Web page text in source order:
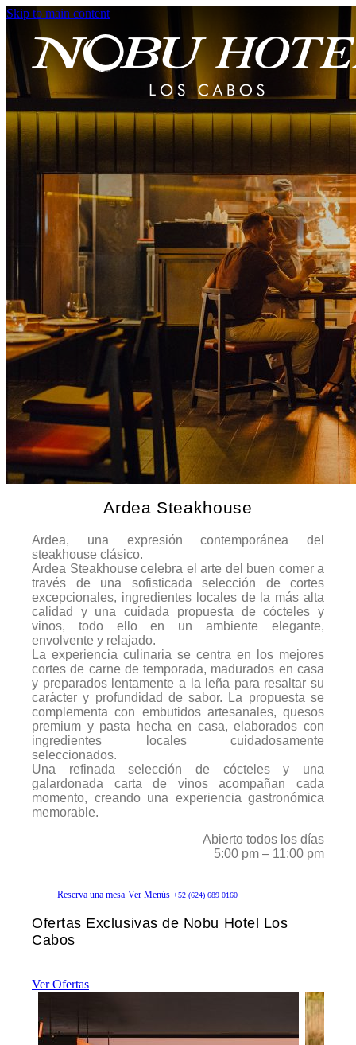
Skip to main content
Ardea Steakhouse
Ardea, una expresión contemporánea del
steakhouse clásico.
Ardea Steakhouse celebra el arte del buen comer a
través de una sofisticada selección de cortes
excepcionales, ingredientes locales de la más alta
calidad y una cuidada propuesta de cócteles y
vinos, todo ello en un ambiente elegante,
envolvente y relajado.
La experiencia culinaria se centra en los mejores
cortes de carne de temporada, madurados en casa
y preparados lentamente a la leña para resaltar su
carácter y profundidad de sabor. La propuesta se
complementa con embutidos artesanales, quesos
premium y pasta hecha en casa, elaborados con
ingredientes locales cuidadosamente
seleccionados.
Una refinada selección de cócteles y una
galardonada carta de vinos acompañan cada
momento, creando una experiencia gastronómica
memorable.
Abierto todos los días
5:00 pm – 11:00 pm
Reserva una mesa Ver Menús +52 (624) 689 0160
Ofertas Exclusivas de Nobu Hotel Los
Cabos
Ver Ofertas